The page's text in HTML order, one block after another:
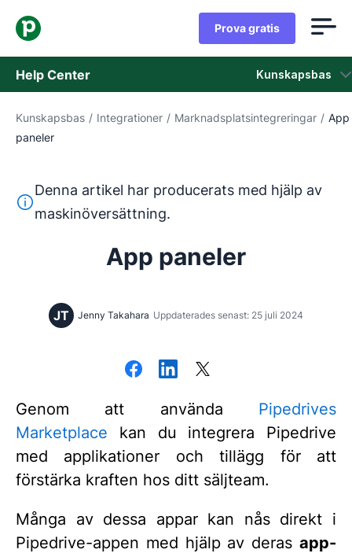
Prova gratis
Help Center Kunskapsbas
Kunskapsbas
Kontaka kundtjänst
Kunskapsbas / Integrationer / Marknadsplatsintegreringar / App
paneler
Denna text har översatts från engelska med hjälp av
Denna artikel har producerats med hjälp av
maskinöversättning.
App paneler
JT Jenny Takahara Uppdaterades senast: 25 juli 2024
Genom att använda Pipedrives
Marketplace kan du integrera Pipedrive
med applikationer och tillägg för att
förstärka kraften hos ditt säljteam.
Många av dessa appar kan nås direkt i
Pipedrive-appen med hjälp av deras app-